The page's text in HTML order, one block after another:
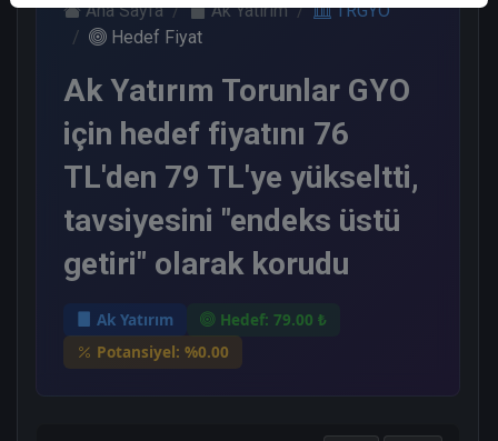
Ana Sayfa Ak Yatırım
TRGYO
Hedef Fiyat
Ak Yatırım Torunlar GYO
için hedef fiyatını 76
TL'den 79 TL'ye yükseltti,
tavsiyesini "endeks üstü
getiri" olarak korudu
Ak Yatırım
Hedef: 79.00 ₺
Potansiyel: %0.00